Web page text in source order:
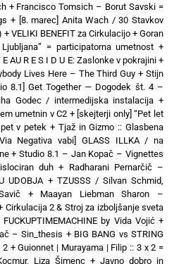
+ Francisco Tomsich – Borut Savski =
+ [8. marec] Anita Wach / 30 Stavkov
+ VELIKI BENEFIT za Cirkulacijo + Goran
= participatorna umetnost +
AU R E S I D U E: Zaslonke v pokrajini+
Lives Here – The Third Guy + Stijn
8.1] Get Together — Dogodek št. 4 –
Godec / intermedijska instalacija +
umetnin v C2 + [skejterji only] “Pet let
v petek + Tjaž in Gizmo :: Glasbena
[Via Negativa vabi] GLASS ILLKA / na
+Studio 8.1 – Jan Kopač – Vignettes
duh + Radharani Pernarčič –
UDOBJA + TZUSSS / Silvan Schmid,
+ Maayan Liebman Sharon –
Cirkulacija 2 & Stroj za izboljšanje sveta
FUCKUPTIMEMACHINE by Vida Vojić+
– Sin_thesis + BIG BANG vs STRING
2+Guionnet | Murayama | Filip :: 3 x 2 =
Liza Šimenc + Javno dobro in